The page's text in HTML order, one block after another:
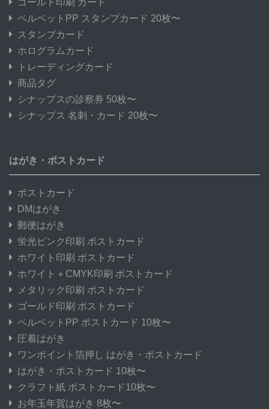
ゴールド印刷 カード
ベルベットPP スタンプカード 20枚〜
スタンプカード
ホログラムカード
トレーディングカード
商品タグ
シナップスの診察券 50枚〜
シナップス 名刺・カード 20枚〜
はがき・ポストカード
ポストカード
DMはがき
郵便はがき
蛍光ピンク印刷 ポストカード
ホワイト印刷 ポストカード
ホワイト＋CMYK印刷 ポストカード
メタリック印刷 ポストカード
ゴールド印刷 ポストカード
ベルベットPP ポストカード 10枚〜
圧着はがき
ワンポイント箔押し はがき・ポストカード
はがき・ポストカード 10枚〜
クラフト紙 ポストカード10枚〜
お年玉年賀はがき 8枚〜